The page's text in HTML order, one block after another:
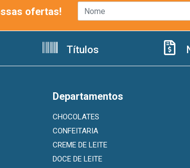
ofertas!
Títulos
Departamentos
CHOCOLATES
CONFEITARIA
CREME DE LEITE
DOCE DE LEITE